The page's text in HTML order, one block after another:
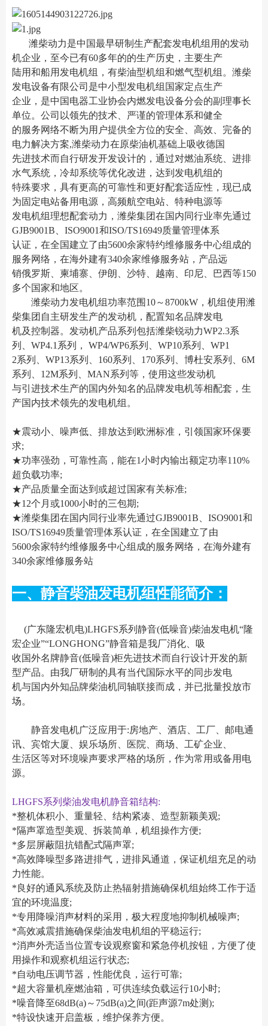
潍柴动力是中国最早研制生产配套发电机组用的发动
机企业，至今已有60多年的的生产历史，主要生产
陆用和船用发电机组，有柴油型机组和燃气型机组。潍柴
发电设备有限公司是中小型发电机组国家定点生产
企业，是中国电器工业协会内燃发电设备分会的副理事长
单位。公司以领先的技术、严谨的管理体系和健全
的服务网络不断为用户提供全方位的安全、高效、完备的
电力解决方案,潍柴动力在原柴油机基础上吸收德国
先进技术而自行研发开发设计的，通过对燃油系统、进排
水气系统，冷却系统等优化改进，达到发电机组的
特殊要求，具有更高的可靠性和更好配套适应性，现已成
为固定电站备用电源，高频航空电站、特种电源等
发电机组理想配套动力，潍柴集团在国内同行业率先通过
GJB9001B、ISO9001和ISO/TS16949质量管理体系
认证，在全国建立了由5600余家特约维修服务中心组成的
服务网络，在海外建有340余家维修服务站，产品远
销俄罗斯、柬埔寨、伊朗、沙特、越南、印尼、巴西等150
多个国家和地区。
潍柴动力发电机组功率范围10～8700kW，机组使用潍
柴集团自主研发生产的发动机，配置知名品牌发电
机及控制器。发动机产品系列包括潍柴锐动力WP2.3系
列、WP4.1系列， WP4/WP6系列、WP10系列、WP1
2系列、WP13系列、160系列、170系列、博杜安系列、6M
系列、12M系列、MAN系列等，使用这些发动机
与引进技术生产的国内外知名的品牌发电机等相配套，生
产国内技术领先的发电机组。
★震动小、噪声低、排放达到欧洲标准，引领国家环保要
求;
★功率强劲，可靠性高，能在1小时内输出额定功率110%
超负载功率;
★产品质量全面达到或超过国家有关标准;
★12个月或1000小时的三包期;
★潍柴集团在国内同行业率先通过GJB9001B、ISO9001和
ISO/TS16949质量管理体系认证，在全国建立了由
5600余家特约维修服务中心组成的服务网络，在海外建有
340余家维修服务站
一、静音柴油发电机组性能简介：
(广东隆宏机电)LHGFS系列静音(低噪音)柴油发电机“隆
宏企业”“LONGHONG”静音箱是我厂消化、吸
收国外名牌静音(低噪音)柜先进技术而自行设计开发的新
型产品。由我厂研制的具有当代国际水平的同步发电
机与国内外知品牌柴油机同轴联接而成，并已批量投放市
场。
静音发电机广泛应用于:房地产、酒店、工厂、邮电通
讯、宾馆大厦、娱乐场所、医院、商场、工矿企业、
生活区等对环境噪声要求严格的场所，作为常用或备用电
源。
LHGFS系列柴油发电机静音箱结构:
*整机体积小、重量轻、结构紧凑、造型新颖美观;
*隔声罩造型美观、拆装简单，机组操作方便;
*多层屏蔽阻抗错配式隔声罩;
*高效降噪型多路进排气，进排风通道，保证机组充足的动
力性能。
*良好的通风系统及防止热辐射措施确保机组始终工作于适
宜的环境温度;
*专用降噪消声材料的采用，极大程度地抑制机械噪声;
*高效减震措施确保柴油发电机组的平稳运行;
*消声外壳适当位置专设观察窗和紧急停机按钮，方便了使
用操作和观察机组运行状态;
*自动电压调节器，性能优良，运行可靠;
*超大容量机座燃油箱，可供连续负载运行10小时;
*噪音降至68dB(a)～75dB(a)之间(距声源7m处测);
*特设快速开启盖板，维护保养方便。